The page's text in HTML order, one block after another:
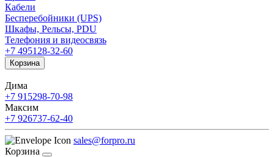
Кабели
Бесперебойники (UPS)
Шкафы, Рельсы, PDU
Телефония и видеосвязь
+7 495128-32-60
Корзина
Дима
+7 915298-70-98
Максим
+7 926737-62-40
sales@forpro.ru
Корзина